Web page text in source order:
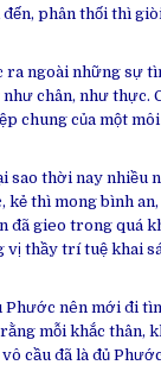
phân thối thì
ngoài những sự
chân, như thực.
chung của một
sao thời nay nhiều
kẻ thì mong bình
đã gieo trong quá
vị thầy trí tuệ khai
Phước nên mới đi
mỗi khắc thân,
cầu đã là đủ